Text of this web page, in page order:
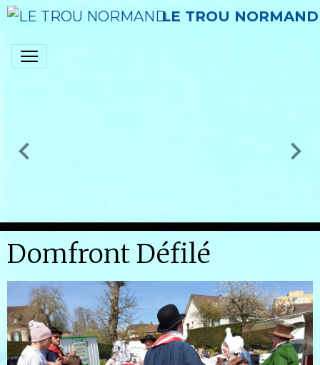
LE TROU NORMAND
Domfront Défilé